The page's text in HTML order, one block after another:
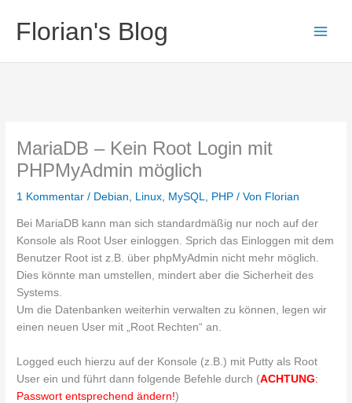
Inhalt
springen
Florian's Blog
MariaDB – Kein Root Login mit
PHPMyAdmin möglich
1 Kommentar / Debian, Linux, MySQL, PHP / Von Florian
Bei MariaDB kann man sich standardmäßig nur noch auf der
Konsole als Root User einloggen. Sprich das Einloggen mit dem
Benutzer Root ist z.B. über phpMyAdmin nicht mehr möglich.
Dies könnte man umstellen, mindert aber die Sicherheit des
Systems.
Um die Datenbanken weiterhin verwalten zu können, legen wir
einen neuen User mit „Root Rechten“ an.
Logged euch hierzu auf der Konsole (z.B.) mit Putty als Root
User ein und führt dann folgende Befehle durch (ACHTUNG:
Passwort entsprechend ändern!)